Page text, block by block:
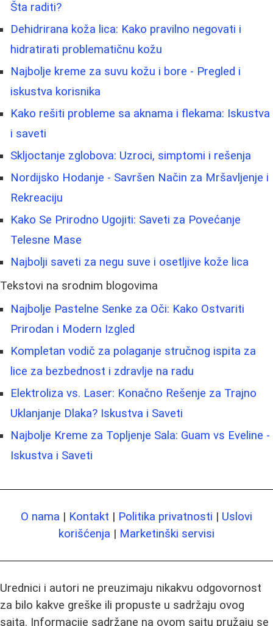
Šta raditi?
Dehidrirana koža lica: Kako pravilno negovati i
hidratirati problematičnu kožu
Najbolje kreme za suvu kožu i bore - Pregled i
iskustva korisnika
Kako rešiti probleme sa aknama i flekama: Iskustva
i saveti
Skljoctanje zglobova: Uzroci, simptomi i rešenja
Nordijsko Hodanje - Savršen Način za Mršavljenje i
Rekreaciju
Kako Se Prirodno Ugojiti: Saveti za Povećanje
Telesne Mase
Najbolji saveti za negu suve i osetljive kože lica
Tekstovi na srodnim blogovima
Najbolje Pastelne Senke za Oči: Kako Ostvariti
Prirodan i Modern Izgled
Kompletan vodič za polaganje stručnog ispita za
lice za bezbednost i zdravlje na radu
Elektroliza vs. Laser: Konačno Rešenje za Trajno
Uklanjanje Dlaka? Iskustva i Saveti
Najbolje Kreme za Topljenje Sala: Guam vs Eveline -
Iskustva i Saveti
O nama | Kontakt | Politika privatnosti | Uslovi
korišćenja | Marketinški servisi
Urednici i autori ne preuzimaju nikakvu odgovornost
za bilo kakve greške ili propuste u sadržaju ovog
sajta. Informacije sadržane na ovom sajtu pružaju se